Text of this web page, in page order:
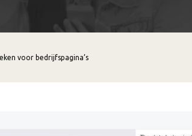
voor bedrijfspagina’s